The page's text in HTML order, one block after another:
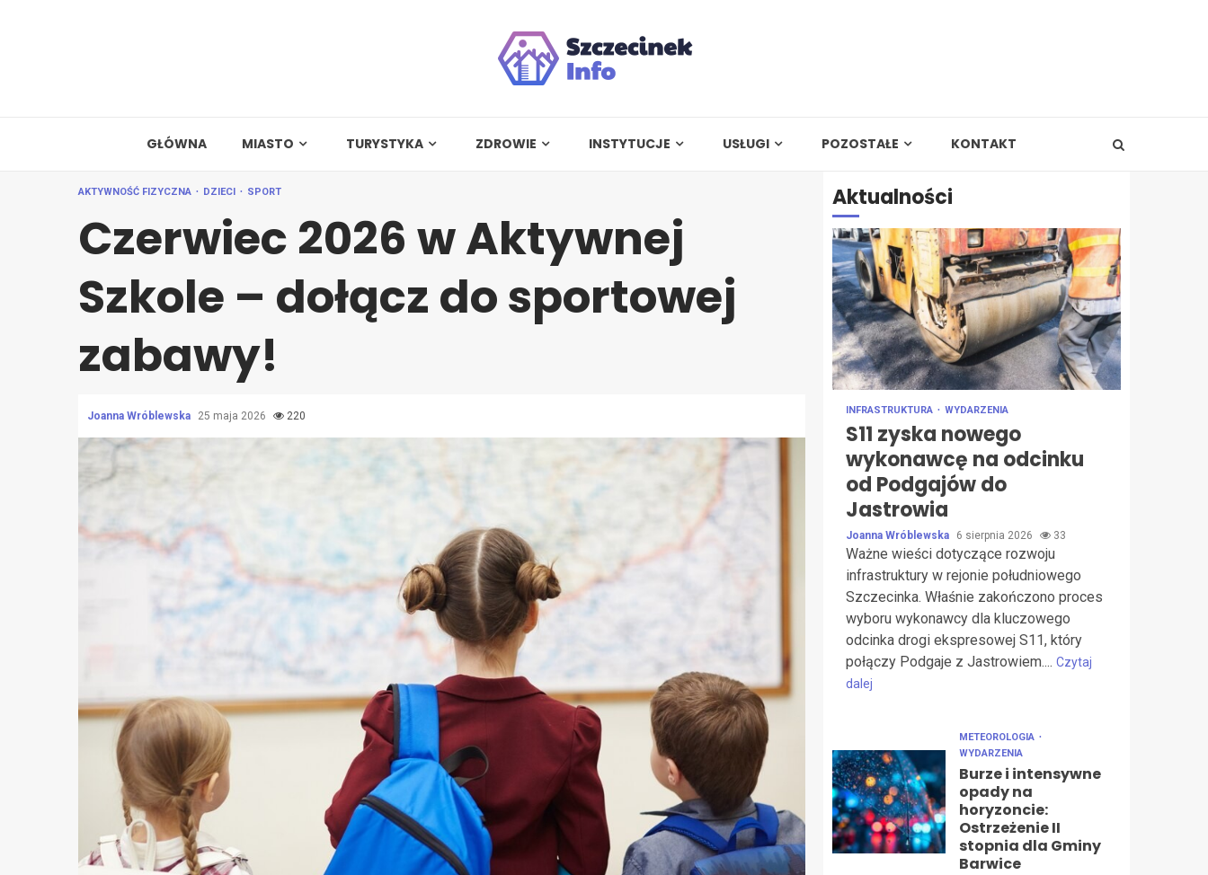
GŁÓWNA MIASTO TURYSTYKA ZDROWIE INSTYTUCJE USŁUGI POZOSTAŁE KONTAKT
AKTYWNOŚĆ FIZYCZNA DZIECI SPORT
Czerwiec 2026 w Aktywnej
Szkole – dołącz do sportowej
zabawy!
Joanna Wróblewska 25 maja 2026 220
Aktualności
INFRASTRUKTURA WYDARZENIA
S11 zyska nowego
wykonawcę na odcinku
od Podgajów do
Jastrowia
Joanna Wróblewska 6 sierpnia 2026 33
Ważne wieści dotyczące rozwoju
infrastruktury w rejonie południowego
Szczecinka. Właśnie zakończono proces
wyboru wykonawcy dla kluczowego
odcinka drogi ekspresowej S11, który
połączy Podgaje z Jastrowiem.... Czytaj
dalej
METEOROLOGIA
WYDARZENIA
Burze i intensywne
opady na
horyzoncie:
Ostrzeżenie II
stopnia dla Gminy
Barwice